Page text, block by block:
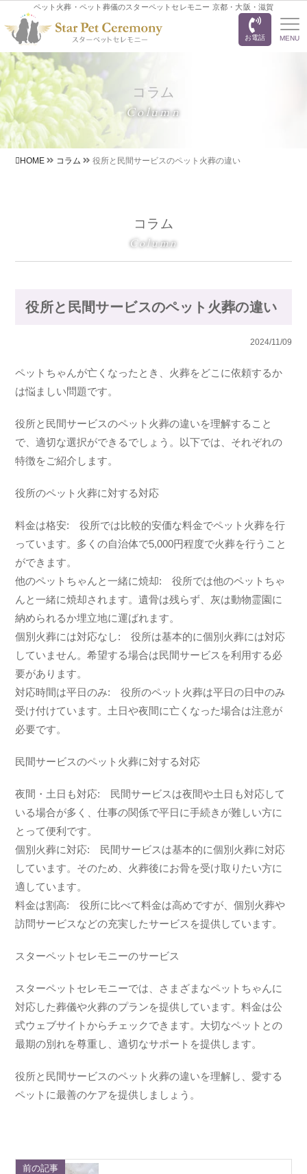
ペット火葬・ペット葬儀のスターペットセレモニー 京都・大阪・滋賀
お電話 MENU
コラム
Column
HOME コラム 役所と民間サービスのペット火葬の違い
コラム
Column
役所と民間サービスのペット火葬の違い
2024/11/09
ペットちゃんが亡くなったとき、火葬をどこに依頼するか
は悩ましい問題です。
役所と民間サービスのペット火葬の違いを理解すること
で、適切な選択ができるでしょう。以下では、それぞれの
特徴をご紹介します。
役所のペット火葬に対する対応
料金は格安: 役所では比較的安価な料金でペット火葬を行
っています。多くの自治体で5,000円程度で火葬を行うこと
ができます。
他のペットちゃんと一緒に焼却: 役所では他のペットちゃ
んと一緒に焼却されます。遺骨は残らず、灰は動物霊園に
納められるか埋立地に運ばれます。
個別火葬には対応なし: 役所は基本的に個別火葬には対応
していません。希望する場合は民間サービスを利用する必
要があります。
対応時間は平日のみ: 役所のペット火葬は平日の日中のみ
受け付けています。土日や夜間に亡くなった場合は注意が
必要です。
民間サービスのペット火葬に対する対応
夜間・土日も対応: 民間サービスは夜間や土日も対応して
いる場合が多く、仕事の関係で平日に手続きが難しい方に
とって便利です。
個別火葬に対応: 民間サービスは基本的に個別火葬に対応
しています。そのため、火葬後にお骨を受け取りたい方に
適しています。
料金は割高: 役所に比べて料金は高めですが、個別火葬や
訪問サービスなどの充実したサービスを提供しています。
スターペットセレモニーのサービス
スターペットセレモニーでは、さまざまなペットちゃんに
対応した葬儀や火葬のプランを提供しています。料金は公
式ウェブサイトからチェックできます。大切なペットとの
最期の別れを尊重し、適切なサポートを提供します。
役所と民間サービスのペット火葬の違いを理解し、愛する
ペットに最善のケアを提供しましょう。
前の記事